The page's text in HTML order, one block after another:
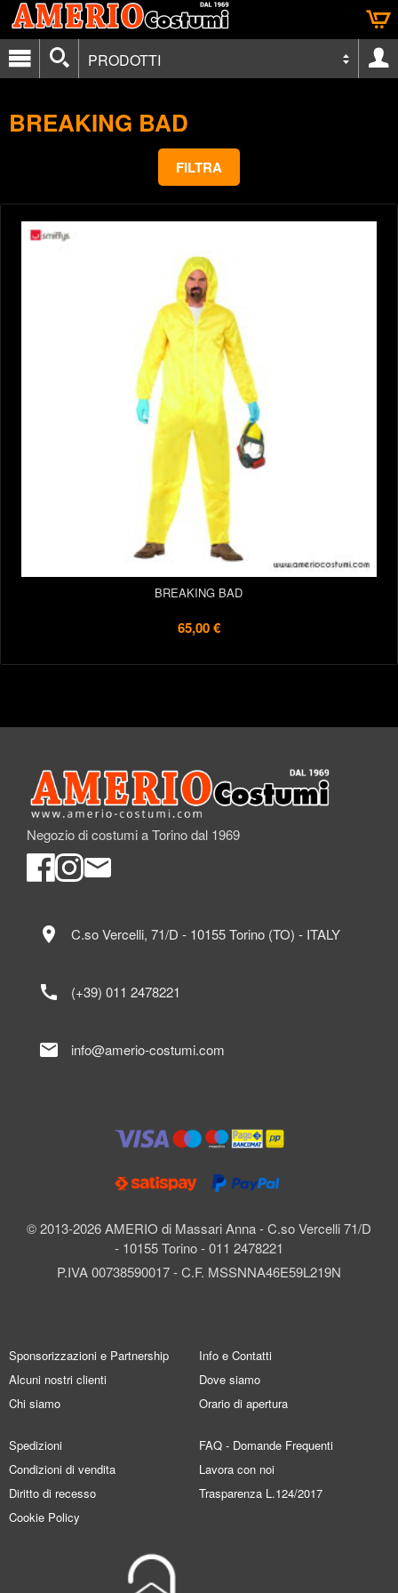
PRODOTTI
BREAKING BAD
FILTRA
BREAKING BAD
65,00 €
Negozio di costumi a Torino dal 1969
© 2013-2026 AMERIO di Massari Anna - C.so Vercelli 71/D
- 10155 Torino - 011 2478221
P.IVA 00738590017 - C.F. MSSNNA46E59L219N
location_on C.so Vercelli, 71/D - 10155 Torino (TO) - ITALY
call (+39) 011 2478221
mail info@amerio-costumi.com
Sponsorizzazioni e Partnership
Alcuni nostri clienti
Chi siamo
Info e Contatti
Dove siamo
Orario di apertura
Spedizioni
Condizioni di vendita
Diritto di recesso
Cookie Policy
FAQ - Domande Frequenti
Lavora con noi
Trasparenza L.124/2017